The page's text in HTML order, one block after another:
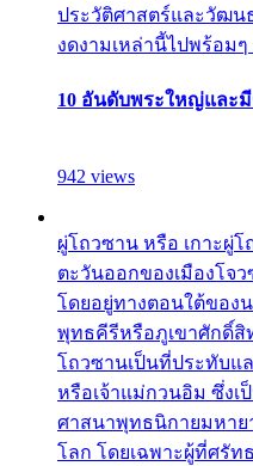
ประวัติศาสตร์และวัฒน
งดงามเหล่านี้ไปพร้อม
10 อันดับพระใหญ่และ
942 views
ผู่โถวซาน หรือ เกาะผู่โ
ตะวันออกของเมืองโจ
โดยอยู่ทางตอนใต้ของน
พุทธคีรีหรือภูเขาศักดิ์สิ
โถวซานเป็นที่ประทับแ
หรือเจ้าแม่กวนอิม ซึ่ง
ศาสนาพุทธนิกายมหาย
โลก โดยเฉพาะผู้ที่ศรัท